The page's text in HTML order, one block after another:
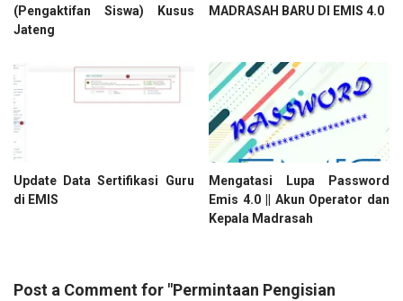
(Pengaktifan Siswa) Kusus
Jateng
MADRASAH BARU DI EMIS 4.0
Update Data Sertifikasi Guru
di EMIS
Mengatasi Lupa Password
Emis 4.0 || Akun Operator dan
Kepala Madrasah
Post a Comment for "Permintaan Pengisian